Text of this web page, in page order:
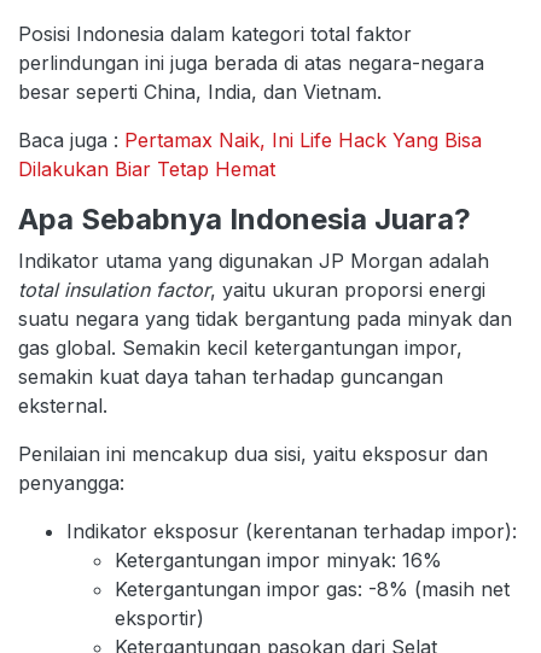
Posisi Indonesia dalam kategori total faktor
perlindungan ini juga berada di atas negara-negara
besar seperti China, India, dan Vietnam.
Baca juga : Pertamax Naik, Ini Life Hack Yang Bisa
Dilakukan Biar Tetap Hemat
Apa Sebabnya Indonesia Juara?
Indikator utama yang digunakan JP Morgan adalah
total insulation factor, yaitu ukuran proporsi energi
suatu negara yang tidak bergantung pada minyak dan
gas global. Semakin kecil ketergantungan impor,
semakin kuat daya tahan terhadap guncangan
eksternal.
Penilaian ini mencakup dua sisi, yaitu eksposur dan
penyangga:
Indikator eksposur (kerentanan terhadap impor):
Ketergantungan impor minyak: 16%
Ketergantungan impor gas: -8% (masih net
eksportir)
Ketergantungan pasokan dari Selat